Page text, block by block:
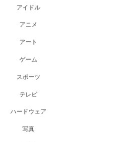
アイドル
アニメ
アート
ゲーム
スポーツ
テレビ
ハードウェア
写真